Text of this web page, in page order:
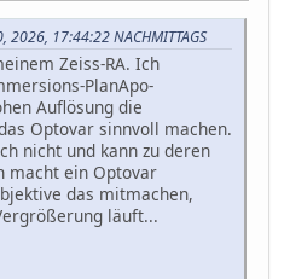
17:44:22 NACHMITTAGS
Zeiss-RA. Ich
PlanApo-
Auflösung die
Optovar sinnvoll machen.
nicht und kann zu deren
macht ein Optovar
das mitmachen,
läuft...